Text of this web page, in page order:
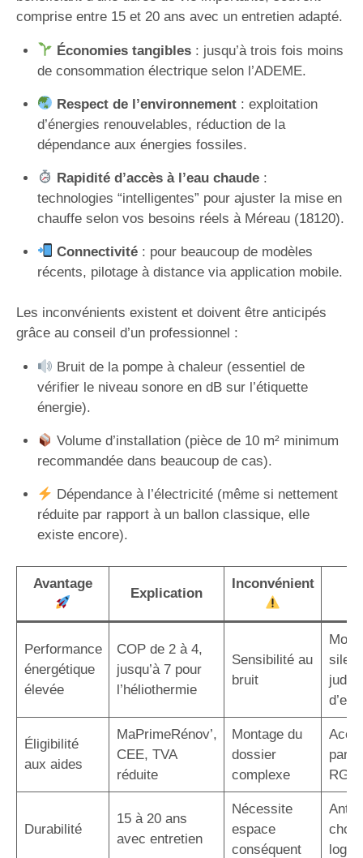
comprise entre 15 et 20 ans avec un entretien adapté.
Économies tangibles: jusqu’à trois fois moins
de consommation électrique selon l’ADEME.
Respect de l’environnement: exploitation
d’énergies renouvelables, réduction de la
dépendance aux énergies fossiles.
Rapidité d’accès à l’eau chaude:
technologies “intelligentes” pour ajuster la mise en
chauffe selon vos besoins réels à Méreau (18120).
Connectivité: pour beaucoup de modèles
récents, pilotage à distance via application mobile.
Les inconvénients existent et doivent être anticipés
grâce au conseil d’un professionnel :
Bruit de la pompe à chaleur (essentiel de
vérifier le niveau sonore en dB sur l’étiquette
énergie).
Volume d’installation (pièce de 10 m² minimum
recommandée dans beaucoup de cas).
Dépendance à l’électricité (même si nettement
réduite par rapport à un ballon classique, elle
existe encore).
Avantage
Explication
Inconvénient
Performance
énergétique
élevée
COP de 2 à 4,
jusqu’à 7 pour
l’héliothermie
Sensibilité au
bruit
Éligibilité
aux aides
MaPrimeRénov’,
CEE, TVA
réduite
Montage du
dossier
complexe
par
RGE
Durabilité
15 à 20 ans
avec entretien
Nécessite
espace
conséquent